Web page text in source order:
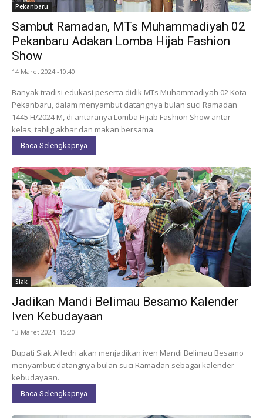
Pekanbaru
Sambut Ramadan, MTs Muhammadiyah 02
Pekanbaru Adakan Lomba Hijab Fashion
Show
14 Maret 2024 -10:40
Banyak tradisi edukasi peserta didik MTs Muhammadiyah 02 Kota
Pekanbaru, dalam menyambut datangnya bulan suci Ramadan
1445 H/2024 M, di antaranya Lomba Hijab Fashion Show antar
kelas, tablig akbar dan makan bersama.
Baca Selengkapnya
Siak
Jadikan Mandi Belimau Besamo Kalender
Iven Kebudayaan
13 Maret 2024 -15:20
Bupati Siak Alfedri akan menjadikan iven Mandi Belimau Besamo
menyambut datangnya bulan suci Ramadan sebagai kalender
kebudayaan.
Baca Selengkapnya